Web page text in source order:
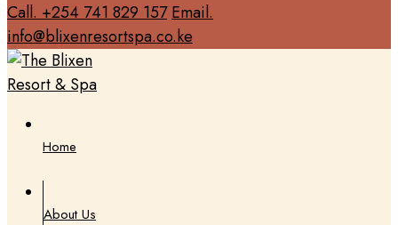
Call. +254 741 829 157 Email.
info@blixenresortspa.co.ke
Home
About Us